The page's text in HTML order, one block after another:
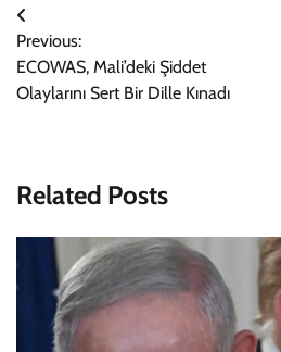
Yazı
gezinmesi
Previous:
ECOWAS, Mali’deki Şiddet
Olaylarını Sert Bir Dille Kınadı
Related Posts